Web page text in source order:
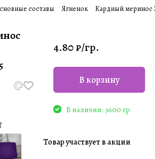
составы Ягненок Кардный меринос
4.80 ₽/гр.
В корзину
В наличии: 3600 гр.
Товар участвует в акции